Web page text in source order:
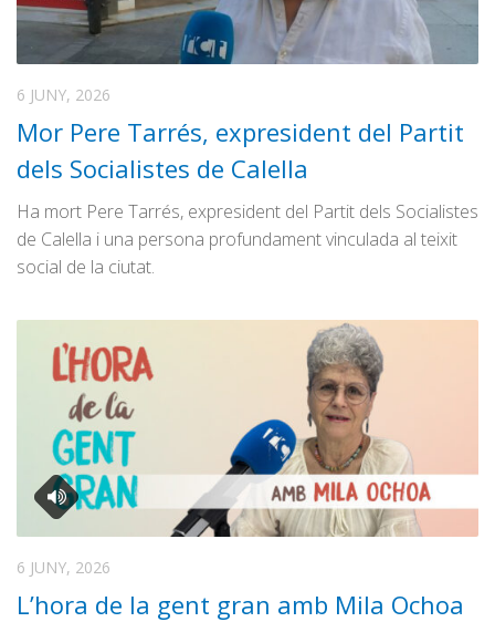
6 JUNY, 2026
Mor Pere Tarrés, expresident del Partit
dels Socialistes de Calella
Ha mort Pere Tarrés, expresident del Partit dels Socialistes
de Calella i una persona profundament vinculada al teixit
social de la ciutat.
6 JUNY, 2026
L’hora de la gent gran amb Mila Ochoa